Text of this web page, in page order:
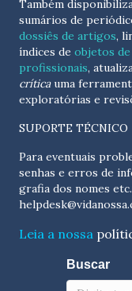
Também
sumários de
dossiês de artigos,
índices de objetos
profissionais,
críticauma
exploratórias e
SUPORTE TÉCNICO
Para eventuais
senhas e erros de
Leia a nossa
Buscar